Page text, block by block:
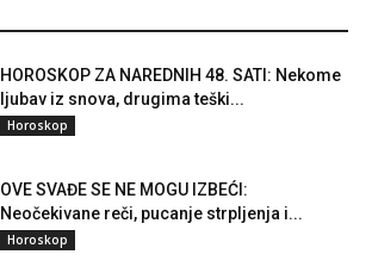
HOROSKOP ZA NAREDNIH 48. SATI: Nekome
ljubav iz snova, drugima teški...
Horoskop
OVE SVAĐE SE NE MOGU IZBEĆI:
Neočekivane reči, pucanje strpljenja i...
Horoskop